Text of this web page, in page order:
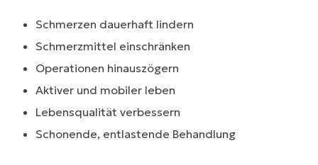
Schmerzen dauerhaft lindern
Schmerzmittel einschränken
Operationen hinauszögern
Aktiver und mobiler leben
Lebensqualität verbessern
Schonende, entlastende Behandlung